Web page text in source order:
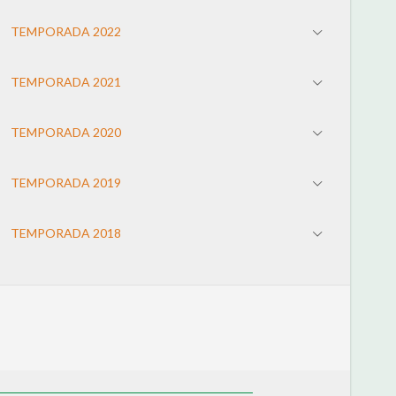
TEMPORADA 2022
TEMPORADA 2021
TEMPORADA 2020
TEMPORADA 2019
TEMPORADA 2018